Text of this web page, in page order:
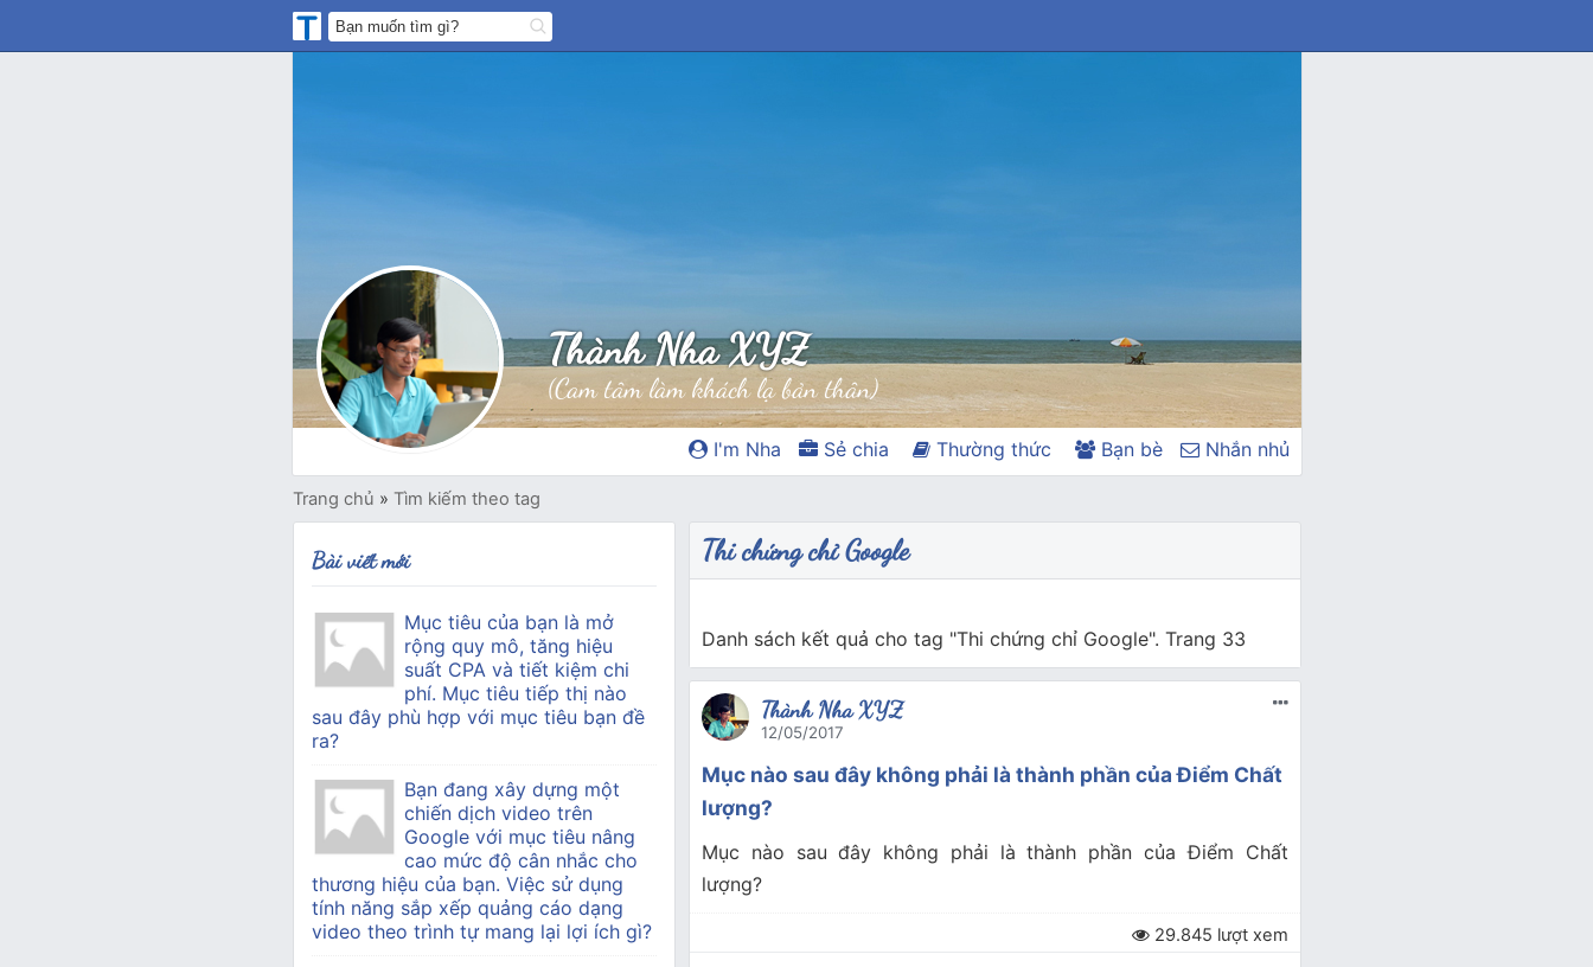
Thành Nha XYZ
(Cam tâm làm khách lạ bản thân)
I'm Nha Sẻ chia Thường thức Bạn bè Nhắn nhủ
Trang chủ » Tìm kiếm theo tag
Thi chứng chỉ Google
Danh sách kết quả cho tag "Thi chứng chỉ Google". Trang 33
Thành Nha XYZ
12/05/2017
Mục nào sau đây không phải là thành phần của Điểm Chất
lượng?
Mục nào sau đây không phải là thành phần của Điểm Chất
lượng?
29.845 lượt xem
Bài viết mới
Mục tiêu của bạn là mở
rộng quy mô, tăng hiệu
suất CPA và tiết kiệm chi
phí. Mục tiêu tiếp thị nào
sau đây phù hợp với mục tiêu bạn đề
ra?
Bạn đang xây dựng một
chiến dịch video trên
Google với mục tiêu nâng
cao mức độ cân nhắc cho
thương hiệu của bạn. Việc sử dụng
tính năng sắp xếp quảng cáo dạng
video theo trình tự mang lại lợi ích gì?